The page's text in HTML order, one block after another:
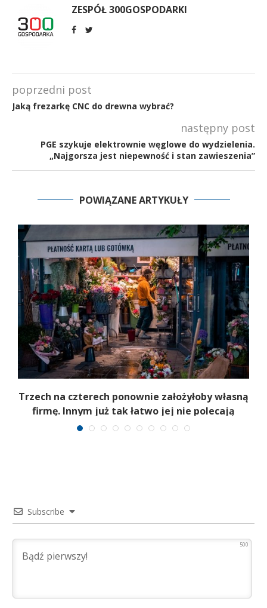
ZESPÓŁ 300GOSPODARKI
poprzedni post
Jaką frezarkę CNC do drewna wybrać?
następny post
PGE szykuje elektrownie węglowe do wydzielenia.
„Najgorsza jest niepewność i stan zawieszenia”
POWIĄZANE ARTYKUŁY
Trzech na czterech ponownie założyłoby własną
firmę. Innym już tak łatwo jej nie polecają
Subscribe
500